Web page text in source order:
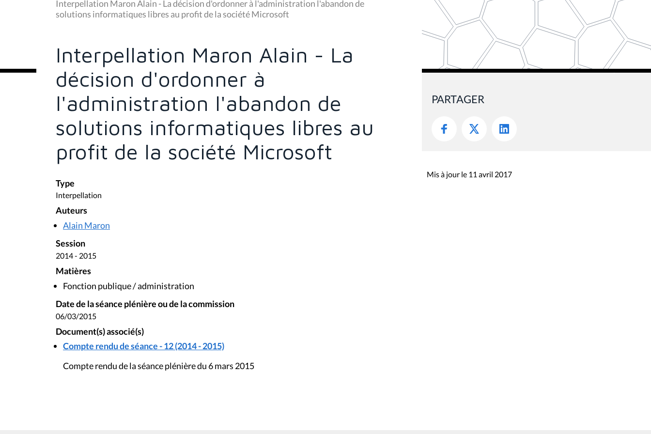
u
s
ê
:
Interpellation Maron Alain - La décision d'ordonner à l'administration l'abandon de
solutions informatiques libres au profit de la société Microsoft
Interpellation Maron Alain - La
décision d'ordonner à
l'administration l'abandon de
solutions informatiques libres au
profit de la société Microsoft
Type
Interpellation
Auteurs
Alain Maron
Session
2014 - 2015
Matières
Fonction publique / administration
Date de la séance plénière ou de la commission
06/03/2015
Document(s) associé(s)
Compte rendu de séance - 12 (2014 - 2015)
Compte rendu de la séance plénière du 6 mars 2015
PARTAGER
Mis à jour le 11 avril 2017